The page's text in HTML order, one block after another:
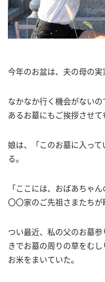
今年のお盆は、夫の母の実
なかなか行く機会がない
あるお墓にもご挨拶させて
娘は、「このお墓に入っ
る。
「ここには、おばあちゃ
〇〇家のご先祖さまたちが
つい最近、私の父のお墓
きでお墓の周りの草をむ
お米をまいていた。